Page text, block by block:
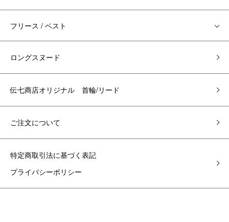
フリース / ベスト
ロングスヌード
伝七商店オリジナル 首輪/リード
ご注文について
特定商取引法に基づく表記
プライバシーポリシー